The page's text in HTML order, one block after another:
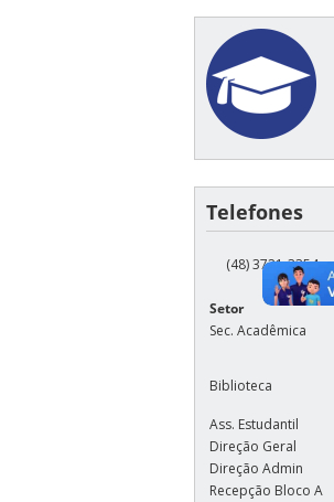
Telefones
(48) 3721-3354
Setor
Sec. Acadêmica
Biblioteca
Ass. Estudantil
Direção Geral
Direção Admin
Recepção Bloco A